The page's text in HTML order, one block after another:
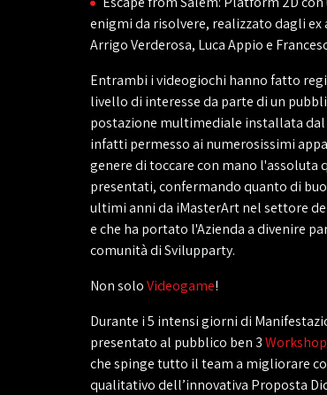
enigmi da risolvere, realizzato dagli ex
Arrigo Verderosa, Luca Appio e
Entrambi i videogiochi hanno fatto
livello di interesse da parte di un
postazione multimediale installata dal
infatti permesso ai numerosissimi
genere di toccare con mano
presentati, confermando quanto di
ultimi anni da iMasterArt nel settore
e che ha portato l'Azienda a divenire
comunità di Svilupparty.
Non soloVideogame!
Durante i 5 intensi giorni di
presentato al pubblico ben 3Workshop
che spinge tutto il team a migliorare
qualitativo dell’innovativa Proposta